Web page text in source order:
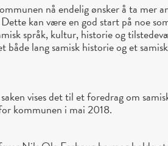
nå endelig ønsker å ta mer
kan være en god start på noe
språk, kultur, historie og
både lang samisk historie og et
vises det til et foredrag om
kommunen i mai 2018.